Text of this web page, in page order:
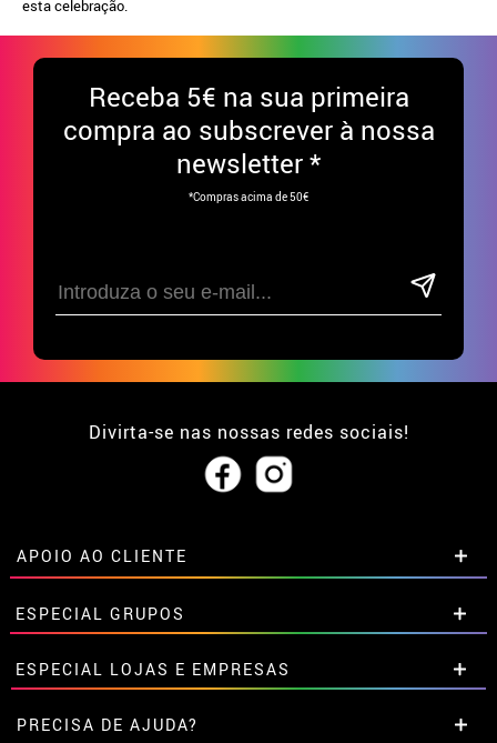
esta celebração.
Receba 5€ na sua primeira
compra ao subscrever à nossa
newsletter *
*Compras acima de 50€
Divirta-se nas nossas redes sociais!
APOIO AO CLIENTE
• Sobre nós
• Condições de venda
• Aviso legal ePrivacidade
• Atendimento ao cliente
• Utilização de cookies
ESPECIAL GRUPOS
Descontos especiais para grupos.
Entre em contato connosco aqui
ESPECIAL LOJAS E EMPRESAS
Descontos especiais para grupos.
PRECISA DE AJUDA?